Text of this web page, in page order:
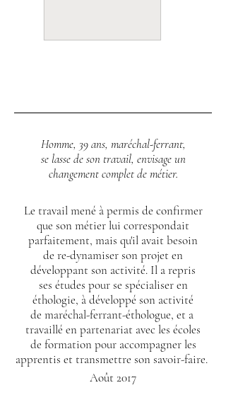
Homme, 39 ans, maréchal-ferrant,
se lasse de son travail, envisage un
changement complet de métier.
Le travail mené à permis de confirmer
que son métier lui correspondait
parfaitement, mais qu'il avait besoin
de re-dynamiserson projet en
développant son activité. Il a repris
ses études pourse spécialiser en
éthologie, à développé son activité
de maréchal-ferrant-éthologue, et a
travaillé en partenariat avec les écoles
de formation pour accompagner les
apprentis et transmettre son savoir-faire.
Août 2017